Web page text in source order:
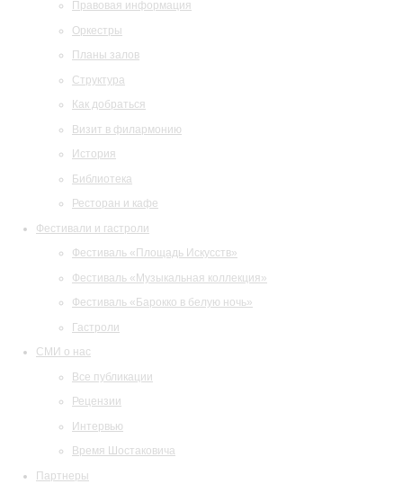
Правовая информация
Оркестры
Планы залов
Структура
Как добраться
Визит в филармонию
История
Библиотека
Ресторан и кафе
Фестивали и гастроли
Фестиваль «Площадь Искусств»
Фестиваль «Музыкальная коллекция»
Фестиваль «Барокко в белую ночь»
Гастроли
СМИ о нас
Все публикации
Рецензии
Интервью
Время Шостаковича
Партнеры